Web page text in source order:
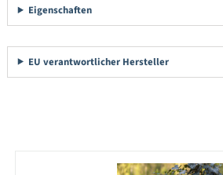
Eigenschaften
EU verantwortlicher Hersteller